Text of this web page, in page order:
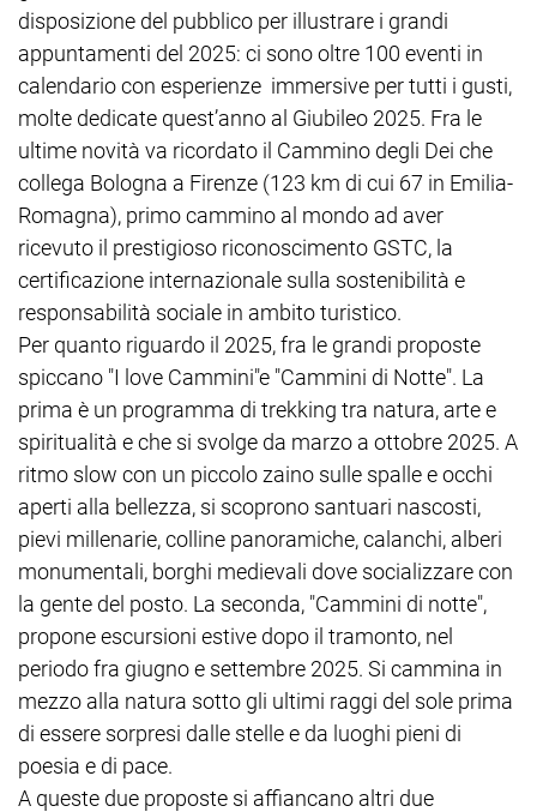
disposizione del pubblico per illustrare i grandi
appuntamenti del 2025: ci sono oltre 100 eventi in
calendario con esperienze immersive per tutti i gusti,
molte dedicate quest’anno al Giubileo 2025. Fra le
ultime novità va ricordato il Cammino degli Dei che
collega Bologna a Firenze (123 km di cui 67 in Emilia-
Romagna), primo cammino al mondo ad aver
ricevuto il prestigioso riconoscimento GSTC, la
certificazione internazionale sulla sostenibilità e
responsabilità sociale in ambito turistico.
Per quanto riguardo il 2025, fra le grandi proposte
spiccano "I love Cammini"e "Cammini di Notte". La
prima è un programma di trekking tra natura, arte e
spiritualità e che si svolge da marzo a ottobre 2025. A
ritmo slow con un piccolo zaino sulle spalle e occhi
aperti alla bellezza, si scoprono santuari nascosti,
pievi millenarie, colline panoramiche, calanchi, alberi
monumentali, borghi medievali dove socializzare con
la gente del posto. La seconda, "Cammini di notte",
propone escursioni estive dopo il tramonto, nel
periodo fra giugno e settembre 2025. Si cammina in
mezzo alla natura sotto gli ultimi raggi del sole prima
di essere sorpresi dalle stelle e da luoghi pieni di
poesia e di pace.
A queste due proposte si affiancano altri due